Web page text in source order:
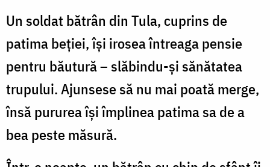
Un soldat bătrân din Tula, cuprins de
patima beției, își irosea întreaga pensie
pentru băutură – slăbindu-și sănătatea
trupului. Ajunsese să nu mai poată merge,
însă pururea își împlinea patima sa de a
bea peste măsură.